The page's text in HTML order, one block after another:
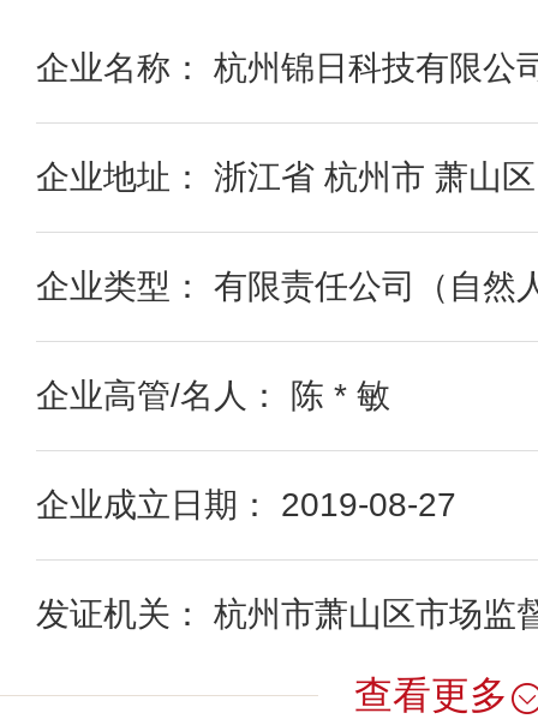
企业名称： 杭州锦日科技有限公
企业地址： 浙江省 杭州市 萧山
企业类型： 有限责任公司（自然
企业高管/名人： 陈 * 敏
企业成立日期： 2019-08-27
发证机关： 杭州市萧山区市场监
查看更多